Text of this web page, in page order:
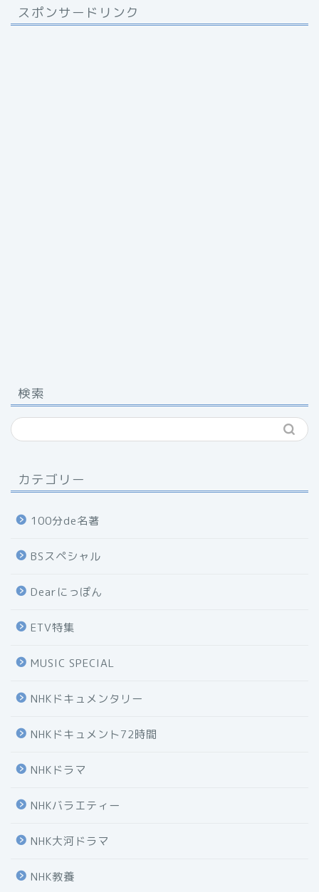
スポンサードリンク
検索
カテゴリー
100分de名著
BSスペシャル
Dearにっぽん
ETV特集
MUSIC SPECIAL
NHKドキュメンタリー
NHKドキュメント72時間
NHKドラマ
NHKバラエティー
NHK大河ドラマ
NHK教養